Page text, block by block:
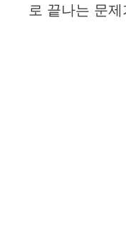
로 끝나는 문